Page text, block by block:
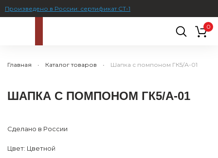
Произведено в России: сертификат СТ-1
0
Главная Каталог товаров Шапка с помпоном ГК5/А-01
ШАПКА С ПОМПОНОМ ГК5/А-01
Сделано в России
1 / 5
Цвет: Цветной